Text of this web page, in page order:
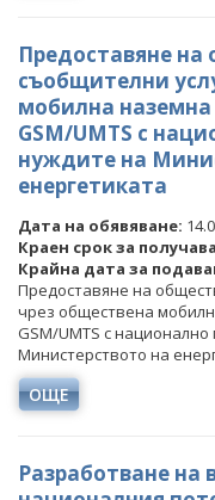
ДРУГИ
Предоставяне на
съобщителни
мобилна
GSM/UMTS с
нуждите на
енергетиката
Дата на обявяване:
Краен срок за
Крайна дата за
Предоставяне на
чрез обществена
GSM/UMTS с
Министерството на
ОЩЕ
Разработване на